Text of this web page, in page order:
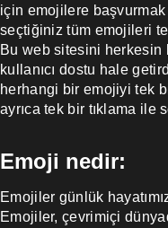
için emojilere başvurmak
seçtiğiniz tüm emojileri
Bu web sitesini
kullanıcı dostu hale
herhangi bir emojiyi tek
ayrıca tek bir tıklama ile
Emoji nedir:
Emojiler günlük
Emojiler, çevrimiçi